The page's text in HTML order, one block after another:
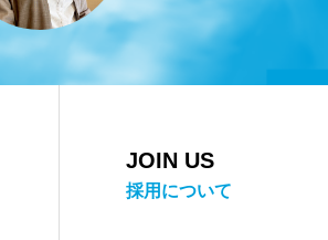
JOIN US
採用について